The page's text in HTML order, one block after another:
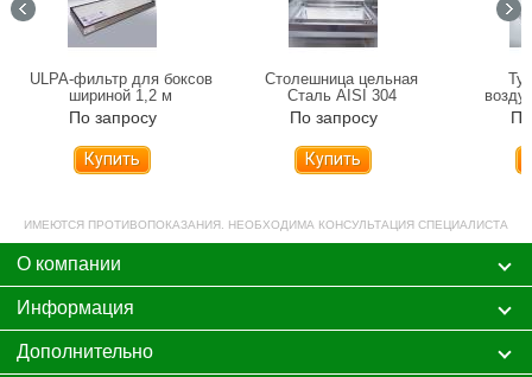
ULPA-фильтр для боксов
шириной 1,2 м
По запросу
Купить
Столешница цельная
Сталь AISI 304
По запросу
Купить
ИМЕЮТСЯ ПРОТИВОПОКАЗАНИЯ. НЕОБХОДИМА КОНСУЛЬТАЦИЯ СПЕЦИАЛИСТА
О компании
Информация
Дополнительно